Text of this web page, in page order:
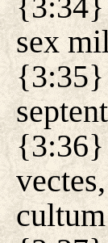
sex
{3:35}
{3:36}